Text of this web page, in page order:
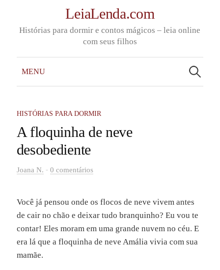
content
LeiaLenda.com
Histórias para dormir e contos mágicos – leia online
com seus filhos
MENU
por:
HISTÓRIAS PARA DORMIR
A floquinha de neve
desobediente
Joana N. - 0 comentários
Você já pensou onde os flocos de neve vivem antes
de cair no chão e deixar tudo branquinho? Eu vou te
contar! Eles moram em uma grande nuvem no céu. E
era lá que a floquinha de neve Amália vivia com sua
mamãe.